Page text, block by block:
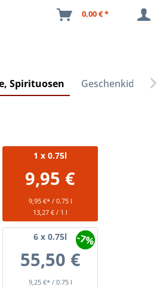
0,00 € *
Spirituosen Geschenkideen
1 x 0.75l
9,95 €
9,95 €* / 0.75 l
13,27 € / 1 l
6 x 0.75l
55,50 €
9,25 €* / 0.75 l
-7%